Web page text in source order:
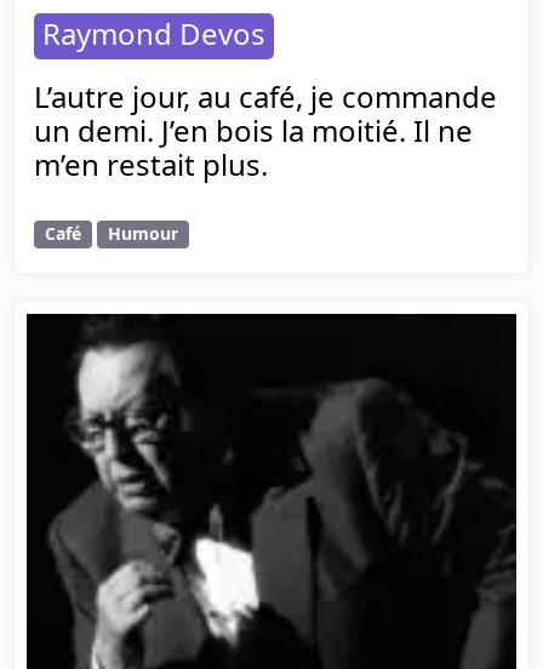
Raymond Devos
L’autre jour, au café, je commande
un demi. J’en bois la moitié. Il ne
m’en restait plus.
Café Humour